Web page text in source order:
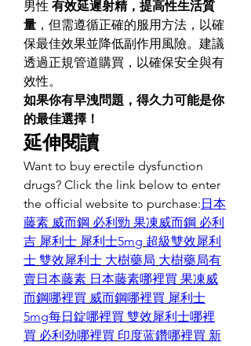
男性 有效延遲射精，提高性生活質
量 ，但需遵循正確的服用方法，以確
保最佳效果並降低副作用風險。建議
透過正規管道購買，以確保安全與有
效性。
如果你有早洩問題，得久力可能是你
的最佳選擇！
延伸閱讀
Want to buy erectile dysfunction
drugs? Click the link below to enter
the official website to purchase:日本
藤素 威而鋼 必利勁 果凍威而鋼 必利
吉 犀利士 犀利士5mg 超級雙效犀利
士 雙效犀利士 大樹藥局 大樹藥局有
賣日本藤素 日本藤素哪裡買 果凍威
而鋼哪裡買 威而鋼哪裡買 犀利士
5mg每日錠哪裡買 雙效犀利士哪裡
買 必利劲哪裡買 印度蓝鑽哪裡買 新